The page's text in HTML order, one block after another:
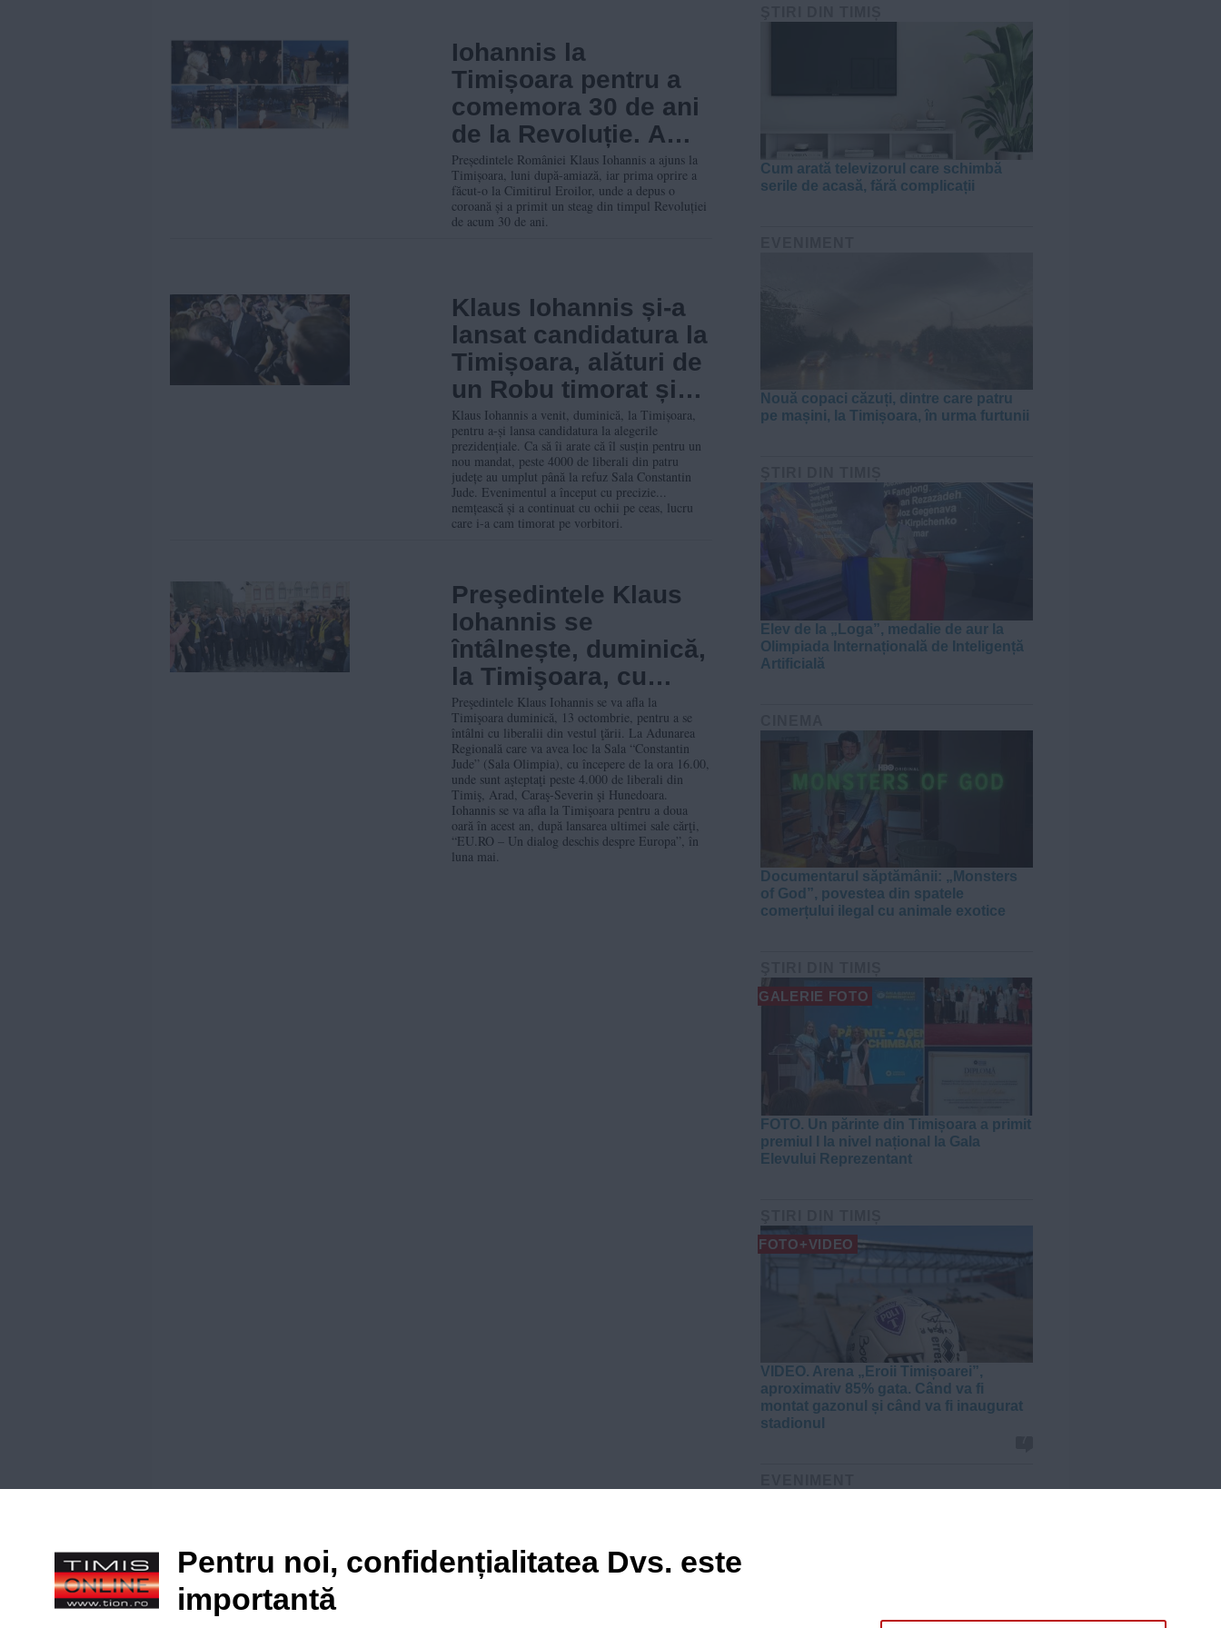
Iohannis la
Timișoara pentru a
comemora 30 de ani
de la Revoluție. A
primit un steag
folosit în timpul
evenimentelor din
Președintele României Klaus Iohannis a ajuns la
Timișoara, luni după-amiază, iar prima oprire a
făcut-o la Cimitirul Eroilor, unde a depus o
coroană și a primit un steag din timpul Revoluției
de acum 30 de ani.
Klaus Iohannis și-a
lansat candidatura la
Timișoara, alături de
un Robu timorat și
un Orban cu ochii pe
ceas
Klaus Iohannis a venit, duminică, la Timișoara,
pentru a-și lansa candidatura la alegerile
prezidențiale. Ca să îi arate că îl susțin pentru un
nou mandat, peste 4000 de liberali din patru
județe au umplut până la refuz Sala Constantin
Jude. Evenimentul a început cu precizie...
nemțească și a continuat cu ochii pe ceas, lucru
care i-a cam timorat pe vorbitori.
Preşedintele Klaus
Iohannis se
întâlnește, duminică,
la Timişoara, cu
peste 4.000 de
liberali
Preşedintele Klaus Iohannis se va afla la
Timişoara duminică, 13 octombrie, pentru a se
întâlni cu liberalii din vestul ţării. La Adunarea
Regională care va avea loc la Sala “Constantin
Jude” (Sala Olimpia), cu începere de la ora 16.00,
unde sunt aşteptaţi peste 4.000 de liberali din
Timiş, Arad, Caraş-Severin şi Hunedoara.
Iohannis se va afla la Timişoara pentru a doua
oară în acest an, după lansarea ultimei sale cărţi,
“EU.RO – Un dialog deschis despre Europa”, în
luna mai.
Cum arată televizorul care schimbă
serile de acasă, fără complicații
Nouă copaci căzuți, dintre care patru
pe mașini, la Timișoara, în urma furtunii
Elev de la „Loga”, medalie de aur la
Olimpiada Internațională de Inteligență
Artificială
Documentarul săptămânii: „Monsters
of God”, povestea din spatele
comerțului ilegal cu animale exotice
GALERIE FOTO
FOTO. Un părinte din Timișoara a primit
premiul I la nivel național la Gala
Elevului Reprezentant
FOTO+VIDEO
VIDEO. Arena „Eroii Timișoarei”,
aproximativ 85% gata. Când va fi
montat gazonul și când va fi inaugurat
stadionul
Pentru noi, confidențialitatea Dvs. este
importantă